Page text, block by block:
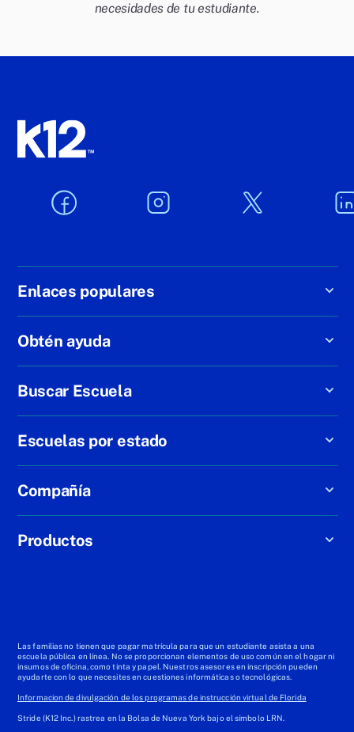
necesidades de tu estudiante.
Enlaces populares
Obtén ayuda
Buscar Escuela
Escuelas por estado
Compañía
Productos
Las familias no tienen que pagar matrícula para que un estudiante asista a una
escuela pública en línea. No se proporcionan elementos de uso común en el hogar ni
insumos de oficina, como tinta y papel. Nuestros asesores en inscripción pueden
ayudarte con lo que necesites en cuestiones informáticas o tecnológicas.
Informacion de divulgación de los programas de instrucción virtual de Florida
Stride (K12 Inc.) rastrea en la Bolsa de Nueva York bajo el símbolo LRN.